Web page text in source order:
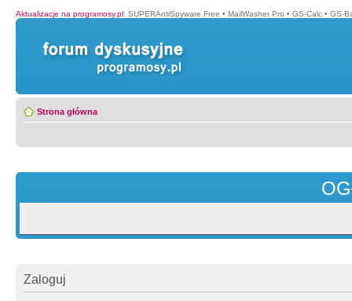
Aktualizacje na programosy.pl: SUPERAntiSpyware Free • MailWasher Pro • GS-Calc • GS-
Strona główna
Zaloguj